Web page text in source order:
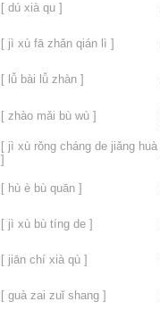
[ dú xià qu ]
[ jì xù fā zhǎn qián lì ]
[ lǚ bài lǚ zhàn ]
[ zhào mǎi bù wù ]
[ jì xù rǒng cháng de jiǎng huà
]
[ hù è bù quān ]
[ jì xù bù tíng de ]
[ jiān chí xià qù ]
[ guà zai zuǐ shang ]